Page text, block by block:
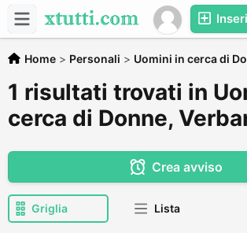
Home > Personali > Uomini in cerca di
1 risultati trovati in
cerca di Donne,
Crea avviso
Griglia Lista